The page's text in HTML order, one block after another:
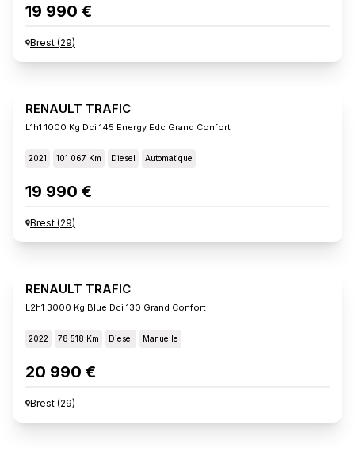
19 990 €
Brest (29)
RENAULT TRAFIC
L1h1 1000 Kg Dci 145 Energy Edc Grand Confort
2021 101 067 Km Diesel Automatique
19 990 €
Brest (29)
RENAULT TRAFIC
L2h1 3000 Kg Blue Dci 130 Grand Confort
2022 78 518 Km Diesel Manuelle
20 990 €
Brest (29)